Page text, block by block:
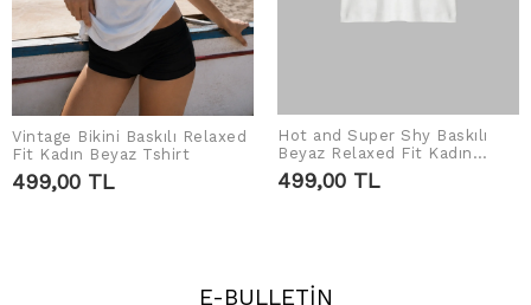
ADD TO CART
Vintage Bikini Baskılı Relaxed
Fit Kadın Beyaz Tshirt
499,00 TL
ADD TO CART
Hot and Super Shy Baskılı
Beyaz Relaxed Fit Kadın
Tshirt
499,00 TL
E-BULLETİN